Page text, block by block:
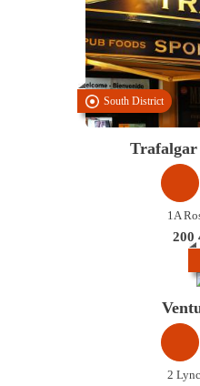
South District
1A
200
2